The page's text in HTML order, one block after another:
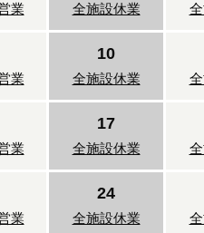
業 全施設休業
業
10
全施設休業
業
17
全施設休業
業
24
全施設休業